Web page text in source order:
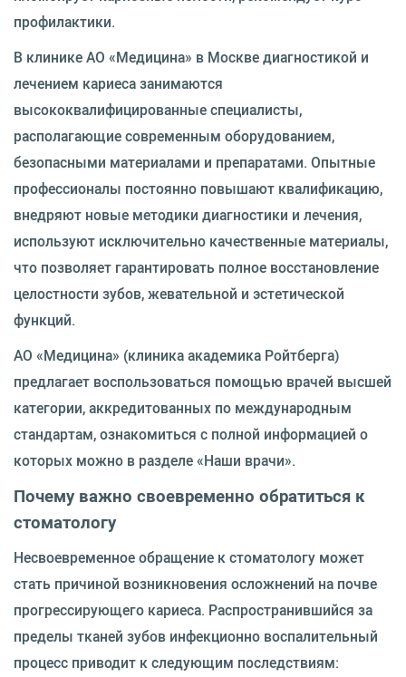
профилактики.
В клинике АО «Медицина» в Москве диагностикой и
лечением кариеса занимаются
высококвалифицированные специалисты,
располагающие современным оборудованием,
безопасными материалами и препаратами. Опытные
профессионалы постоянно повышают квалификацию,
внедряют новые методики диагностики и лечения,
используют исключительно качественные материалы,
что позволяет гарантировать полное восстановление
целостности зубов, жевательной и эстетической
функций.
АО «Медицина» (клиника академика Ройтберга)
предлагает воспользоваться помощью врачей высшей
категории, аккредитованных по международным
стандартам, ознакомиться с полной информацией о
которых можно в разделе «Наши врачи».
Почему важно своевременно обратиться к
стоматологу
Несвоевременное обращение к стоматологу может
стать причиной возникновения осложнений на почве
прогрессирующего кариеса. Распространившийся за
пределы тканей зубов инфекционно воспалительный
процесс приводит к следующим последствиям: